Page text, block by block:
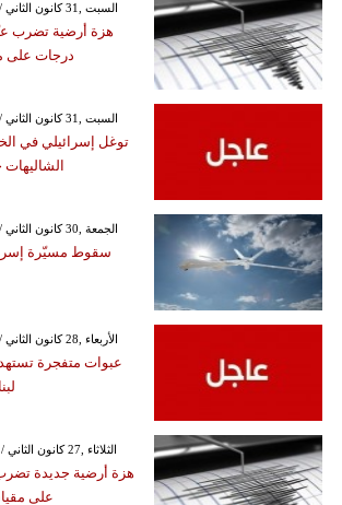
GMT 10:03 2026 السبت ,31 كانون الثاني / يناير
درجات على
GMT 09:40 2026 السبت ,31 كانون الثاني / يناير
توغل إسرائيلي في
GMT 10:13 2026 الجمعة ,30 كانون الثاني / يناير
سقوط مسيّرة
GMT 07:19 2026 الأربعاء ,28 كانون الثاني / يناير
عبوات متفجرة
GMT 18:47 2026 الثلاثاء ,27 كانون الثاني / يناير
على